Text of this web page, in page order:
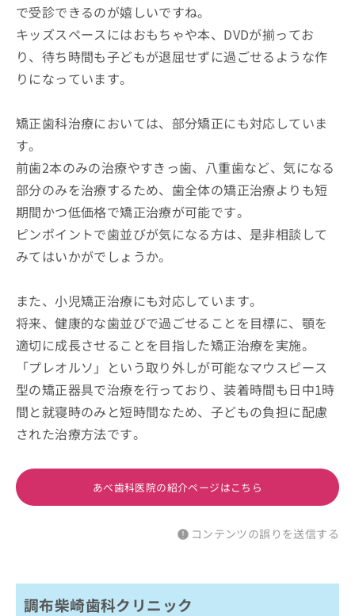
で受診できるのが嬉しいですね。
キッズスペースにはおもちゃや本、DVDが揃ってお
り、待ち時間も子どもが退屈せずに過ごせるような作
りになっています。
矯正歯科治療においては、部分矯正にも対応していま
す。
前歯2本のみの治療やすきっ歯、八重歯など、気になる
部分のみを治療するため、歯全体の矯正治療よりも短
期間かつ低価格で矯正治療が可能です。
ピンポイントで歯並びが気になる方は、是非相談して
みてはいかがでしょうか。
また、小児矯正治療にも対応しています。
将来、健康的な歯並びで過ごせることを目標に、顎を
適切に成長させることを目指した矯正治療を実施。
「プレオルソ」という取り外しが可能なマウスピース
型の矯正器具で治療を行っており、装着時間も日中1時
間と就寝時のみと短時間なため、子どもの負担に配慮
された治療方法です。
あべ歯科医院の紹介ページはこちら
コンテンツの誤りを送信する
調布柴崎歯科クリニック